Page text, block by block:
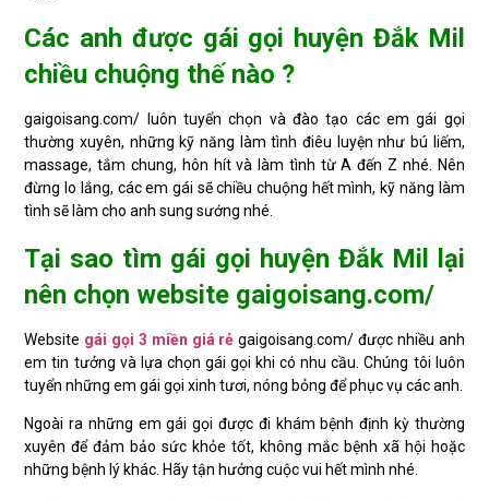
Các anh được gái gọi huyện Đắk Mil
chiều chuộng thế nào ?
gaigoisang.com/ luôn tuyển chọn và đào tạo các em gái gọi
thường xuyên, những kỹ năng làm tình điêu luyện như bú liếm,
massage, tắm chung, hôn hít và làm tình từ A đến Z nhé. Nên
đừng lo lắng, các em gái sẽ chiều chuộng hết mình, kỹ năng làm
tình sẽ làm cho anh sung sướng nhé.
Tại sao tìm gái gọi huyện Đắk Mil lại
nên chọn website gaigoisang.com/
Website gái gọi 3 miền giá rẻ gaigoisang.com/ được nhiều anh
em tin tưởng và lựa chọn gái gọi khi có nhu cầu. Chúng tôi luôn
tuyển những em gái gọi xinh tươi, nóng bỏng để phục vụ các anh.
Ngoài ra những em gái gọi được đi khám bệnh định kỳ thường
xuyên để đảm bảo sức khỏe tốt, không mắc bệnh xã hội hoặc
những bệnh lý khác. Hãy tận hưởng cuộc vui hết mình nhé.